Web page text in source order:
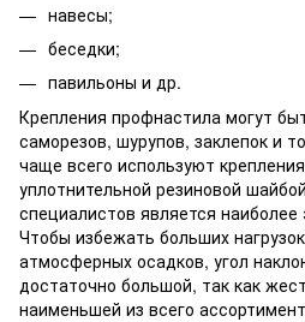
навесы;
беседки;
павильоны и др.
Крепления профнастила могут
саморезов, шурупов, заклепок и
чаще всего используют
уплотнительной резиновой
специалистов является
Чтобы избежать больших
атмосферных осадков, угол
достаточно большой, так как
наименьшей из всего